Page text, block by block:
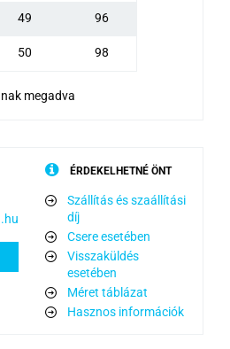
49 96
50 98
megadva
ÉRDEKELHETNÉ ÖNT
Szállítás és szaállítási
díj
Csere esetében
Visszaküldés
esetében
Méret táblázat
Hasznos információk